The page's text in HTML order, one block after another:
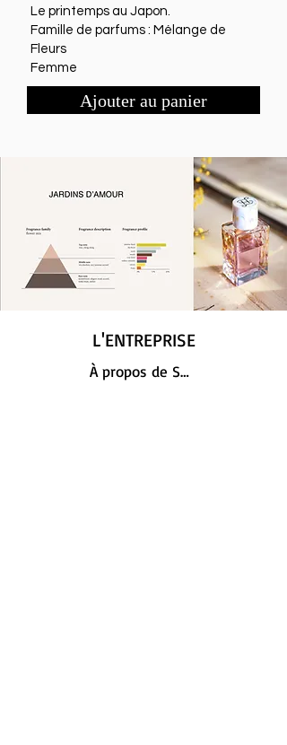
Le printemps au Japon.
Famille de parfums : Mélange de
Fleurs
Femme
Ajouter au panier
À propos de SHOLO
L'ENTREPRISE